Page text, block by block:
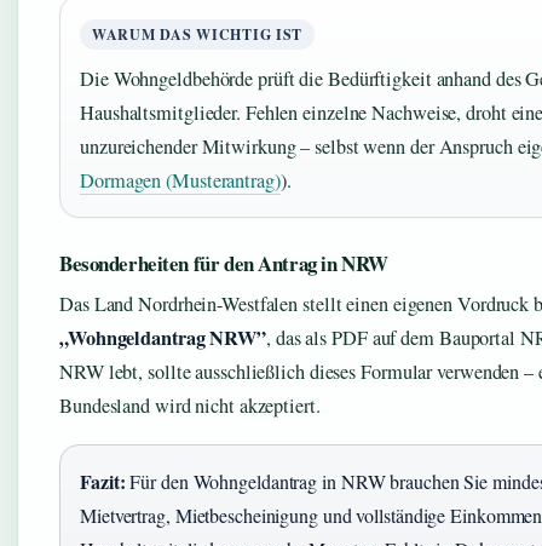
WARUM DAS WICHTIG IST
Die Wohngeldbehörde prüft die Bedürftigkeit anhand des
Haushaltsmitglieder. Fehlen einzelne Nachweise, droht
unzureichender Mitwirkung – selbst wenn der Anspruch
Dormagen (Musterantrag)).
Besonderheiten für den Antrag in NRW
Das Land Nordrhein-Westfalen stellt einen eigenen Vordruck
„Wohngeldantrag NRW”, das als PDF auf dem Bauportal
NRW lebt, sollte ausschließlich dieses Formular verwenden –
Bundesland wird nicht akzeptiert.
Fazit:Für den Wohngeldantrag in NRW brauchen Sie
Mietvertrag, Mietbescheinigung und vollständige